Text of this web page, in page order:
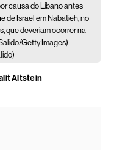
causa do Líbano antes
de Israel em Nabatieh, no
que deveriam ocorrer na
Getty Images)
Altstein